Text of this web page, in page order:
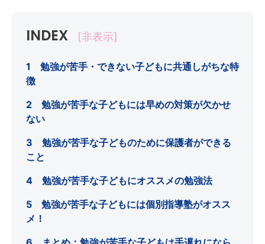
INDEX [非表示]
1 勉強が苦手・できない子どもに共通しがちな特
徴
2 勉強が苦手な子どもには早めの対策が欠かせ
ない
3 勉強が苦手な子どものために保護者ができる
こと
4 勉強が苦手な子どもにオススメの勉強法
5 勉強が苦手な子どもには個別指導塾がオスス
メ！